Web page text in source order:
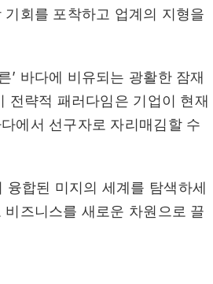
회를 포착하고 업계의 지형을
’ 바다에 비유되는 광활한 잠재
전략적 패러다임은 기업이 현재
에서 선구자로 자리매김할 수
합된 미지의 세계를 탐색하세
즈니스를 새로운 차원으로 끌